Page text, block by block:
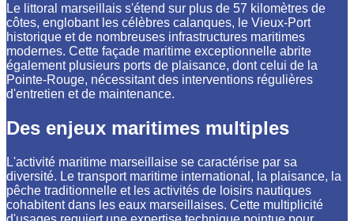
Le littoral marseillais s'étend sur plus de 57 kilomètres de
côtes, englobant les célèbres calanques, le Vieux-Port
historique et de nombreuses infrastructures maritimes
modernes. Cette façade maritime exceptionnelle abrite
également plusieurs ports de plaisance, dont celui de la
Pointe-Rouge, nécessitant des interventions régulières
d'entretien et de maintenance.
Des enjeux maritimes multiples
L'activité maritime marseillaise se caractérise par sa
diversité. Le transport maritime international, la plaisance, la
pêche traditionnelle et les activités de loisirs nautiques
cohabitent dans les eaux marseillaises. Cette multiplicité